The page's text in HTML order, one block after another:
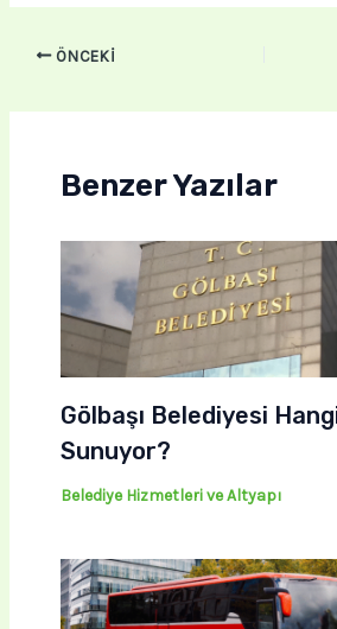
ÖNCEKI
Benzer Yazılar
Gölbaşı Belediyesi
Sunuyor?
Belediye Hizmetleri ve Altyapı